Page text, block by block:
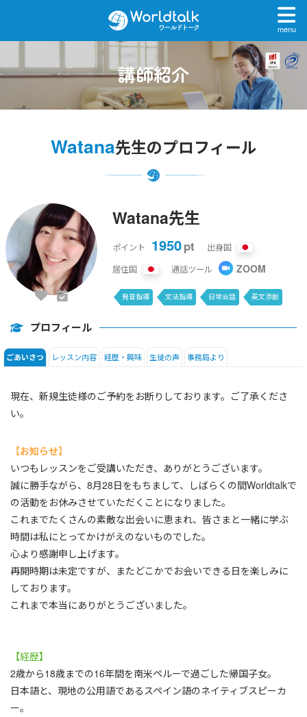
menu
講師紹介
Watana先生のプロフィール
Watana先生
ポイント 1950pt
出身国
居住国
通話ツール ZOOM
発音指導 文法指導 日常会話 英文添削
プロフィール
ごあいさつ レッスン内容 経歴・興味 生徒の声 事務局より
現在、新規生徒様のご予約をお断りしております。ご了承くださ
い。
【お知らせ】
いつもレッスンをご受講いただき、ありがとうございます。
誠に勝手ながら、8月28日をもちまして、しばらくの間Worldtalkで
の活動をお休みさせていただくことになりました。
これまでたくさんの素敵な出会いに恵まれ、皆さまと一緒に学ぶ
時間は私にとってかけがえのないものでした。
心より感謝申し上げます。
再開時期は未定ですが、またどこかでお会いできる日を楽しみに
しております。
これまで本当にありがとうございました。
【経歴】
2歳から18歳までの16年間を南米ペルーで過ごした帰国子女。
日本語と、現地の公用語であるスペイン語のネイティブスピーカ
ー。